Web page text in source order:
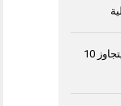
إنتاج القمح في مصر خلال موسم 2026، يتجاوز 10